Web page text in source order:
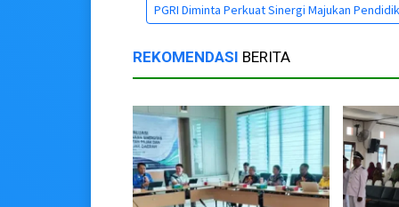
PGRI Diminta Perkuat Sinergi Majukan
REKOMENDASI BERITA